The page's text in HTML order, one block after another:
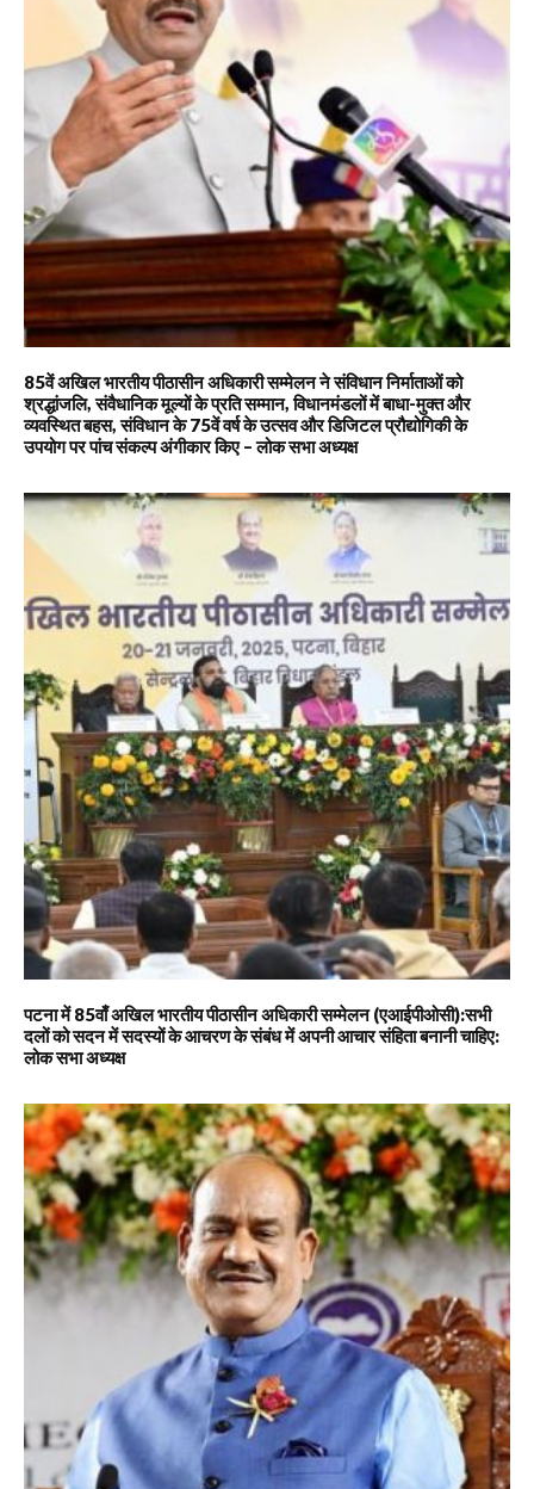
85वें अखिल भारतीय पीठासीन अधिकारी सम्मेलन ने संविधान निर्माताओं को
श्रद्धांजलि, संवैधानिक मूल्यों के प्रति सम्मान, विधानमंडलों में बाधा-मुक्त और
व्यवस्थित बहस, संविधान के 75वें वर्ष के उत्सव और डिजिटल प्रौद्योगिकी के
उपयोग पर पांच संकल्प अंगीकार किए – लोक सभा अध्यक्ष
पटना में 85वाँ अखिल भारतीय पीठासीन अधिकारी सम्मेलन (एआईपीओसी):सभी
दलों को सदन में सदस्यों के आचरण के संबंध में अपनी आचार संहिता बनानी चाहिए:
लोक सभा अध्यक्ष